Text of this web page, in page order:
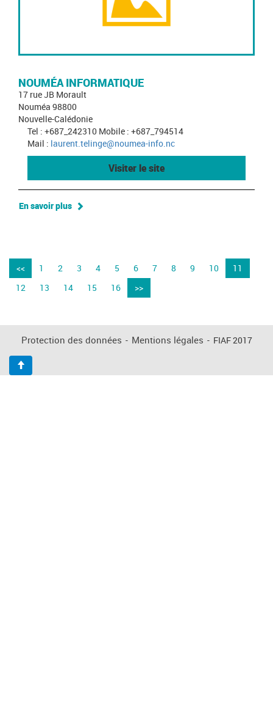
NOUMÉA INFORMATIQUE
17 rue JB Morault
Nouméa 98800
Nouvelle-Calédonie
Tel : +687_242310 Mobile : +687_794514
Mail : laurent.telinge@noumea-info.nc
Visiter le site
En savoir plus
<< 1 2 3 4 5 6 7 8 9 10
11
12
13 14 15 16 >>
Protection des données - Mentions légales - FIAF 2017